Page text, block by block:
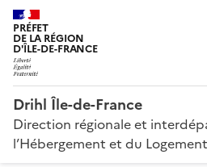
PRÉFET
DE LA RÉGION
D'ÎLE-DE-FRANCE
Drihl Île-de-France
Direction régionale et
l’Hébergement et du Logement